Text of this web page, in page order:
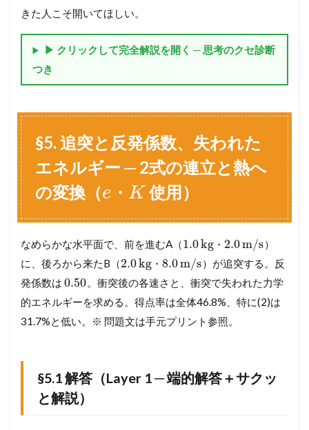
分
ご
と
」
存
る
x, p y
使
用
）
5.1
.
1
解
答
L
a
1
─
端
きた人こそ開いてほしい。
▶ クリックして完全解説を開く ─ 思考のクセ診断
つき
§5. 追突と反発係数、失われた
エネルギー ─ 2式の連立と熱へ
の変換（e ・ K 使用）
なめらかな水平面で、前を進むA（1.0kg ・ 2.0m/s）
に、後ろから来たB（2.0kg ・8.0m/s）が追突する。反
発係数は 0.50。衝突後の各速さと、衝突で失われた力学
的エネルギーを求める。得点率は全体46.8%、特に(2)は
31.7%と低い。※ 問題文は手元プリント参照。
§5.1 解答（Layer 1 ─ 端的解答＋サクッ
と解説）